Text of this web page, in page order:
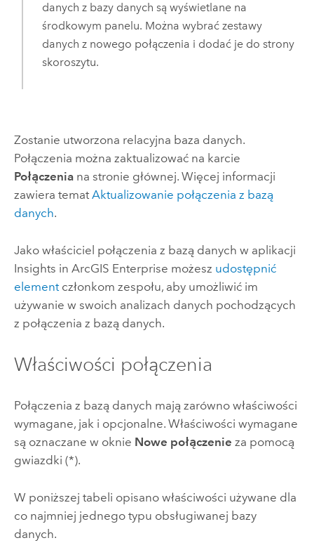
danych z bazy danych są wyświetlane na
środkowym panelu. Można wybrać zestawy
danych z nowego połączenia i dodać je do strony
skoroszytu.
Zostanie utworzona relacyjna baza danych.
Połączenia można zaktualizować na karcie
Połączeniana stronie głównej. Więcej informacji
zawiera temat Aktualizowanie połączenia z bazą
danych.
Jako właściciel połączenia z bazą danych w aplikacji
Insights in ArcGIS Enterprise możesz udostępnić
elementczłonkom zespołu, aby umożliwić im
używanie w swoich analizach danych pochodzących
z połączenia z bazą danych.
Właściwości połączenia
Połączenia z bazą danych mają zarówno właściwości
wymagane, jak i opcjonalne. Właściwości wymagane
są oznaczane w oknie Nowe połączenie za pomocą
gwiazdki (*).
W poniższej tabeli opisano właściwości używane dla
co najmniej jednego typu obsługiwanej bazy
danych.